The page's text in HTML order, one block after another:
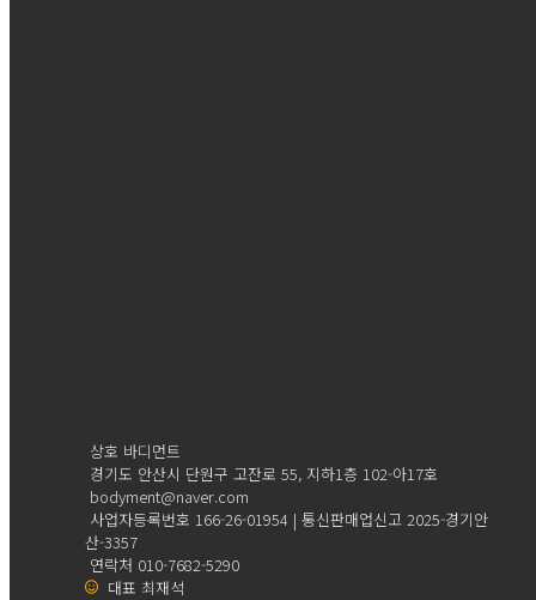
상호 바디먼트
경기도 안산시 단원구 고잔로 55, 지하1층 102-아17호
bodyment@naver.com
사업자등록번호 166-26-01954 | 통신판매업신고 2025-경기안
산-3357
연락처 010-7682-5290
대표 최재석